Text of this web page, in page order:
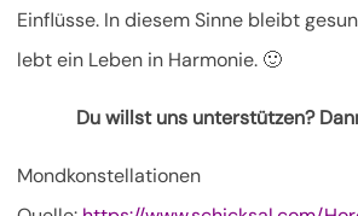
Einflüsse. In diesem Sinne bleibt
lebt ein Leben in Harmonie. 🙂
Du willst uns unterstützen?
Mondkonstellationen